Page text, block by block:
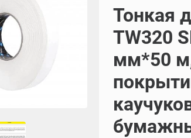
Тонкая
TW320
мм*50